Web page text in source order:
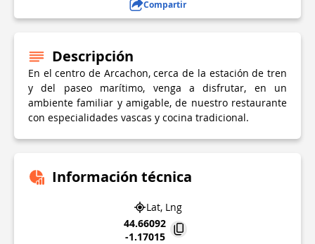
Compartir
Descripción
En el centro de Arcachon, cerca de la estación de tren
y del paseo marítimo, venga a disfrutar, en un
ambiente familiar y amigable, de nuestro restaurante
con especialidades vascas y cocina tradicional.
Información técnica
Lat, Lng
44.66092
-1.17015